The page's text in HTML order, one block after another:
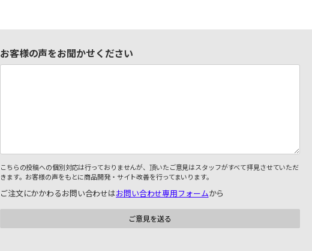
お客様の声をお聞かせください
こちらの投稿への個別対応は行っておりませんが、頂いたご意見はスタッフがすべて拝見させていただ
きます。お客様の声をもとに商品開発・サイト改善を行ってまいります。
ご注文にかかわるお問い合わせはお問い合わせ専用フォームから